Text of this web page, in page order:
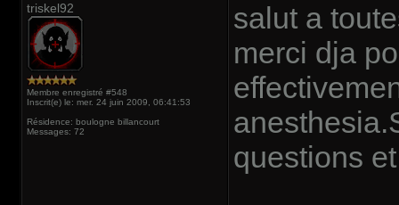
triskel92
Membre enregistré #548
Inscrit(e) le: mer. 24 juin 2009, 06:41:53
Résidence: boulogne billancourt
Messages: 72
salut a
merci dja
questions